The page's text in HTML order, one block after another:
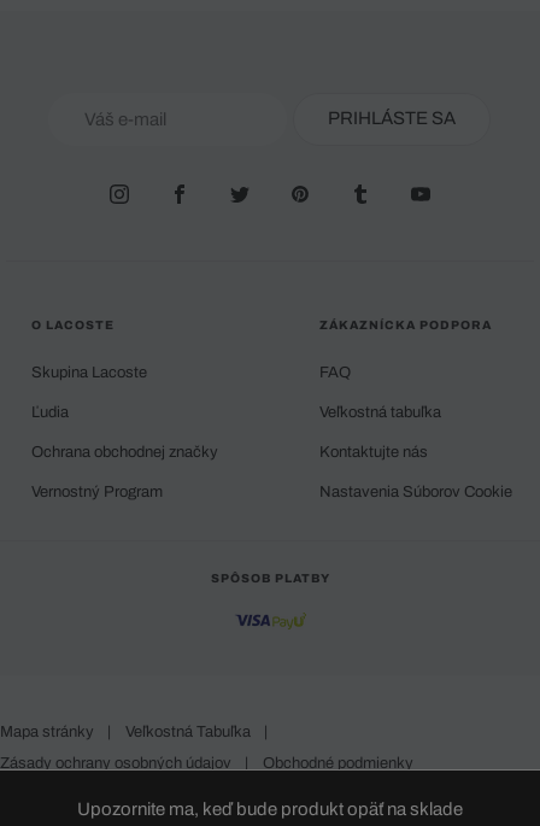
Upozornite ma, keď bude produkt opäť na sklade
PRIHLÁSTE SA
O LACOSTE
Skupina Lacoste
Ľudia
Ochrana obchodnej značky
Vernostný Program
ZÁKAZNÍCKA PODPORA
FAQ
Veľkostná tabuľka
Kontaktujte nás
Nastavenia Súborov Cookie
SPÔSOB PLATBY
Mapa stránky | Veľkostná Tabuľka
|
Zásady ochrany osobných údajov
| Obchodné podmienky